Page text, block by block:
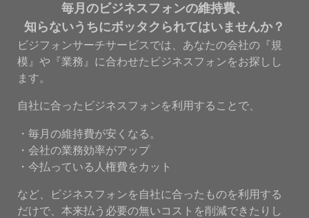
毎月のビジネスフォンの維持費、
知らないうちにボッタクられてはいませんか？
ビジフォンサーチサービスでは、あなたの会社の『規
模』や『業務』に合わせたビジネスフォンをお探しし
ます。
自社に合ったビジネスフォンを利用することで、
・毎月の維持費が安くなる。
・会社の業務効率がアップ
・今払っている人権費をカット
など、ビジネスフォンを自社に合ったものを利用する
だけで、本来払う必要の無いコストを削減できたりし